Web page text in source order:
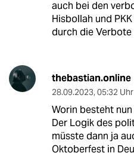
auch bei den
Hisbollah und
durch die
thebastian.online
28.09.2023, 05:32 Uhr
Worin besteht
Der Logik des
müsste dann ja
Oktoberfest in